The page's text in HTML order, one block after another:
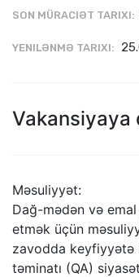
SON MÜRACIƏT TARIXI:
YENILƏNMƏ TARIXI:
Vakansiyaya
Məsuliyyət:
Dağ-mədən və
etmək üçün
zavodda keyfiyyətə
təminatı (QA)